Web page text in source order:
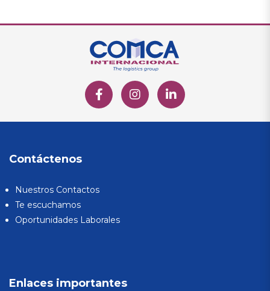
Contáctenos
Nuestros Contactos
Te escuchamos
Oportunidades Laborales
Enlaces importantes